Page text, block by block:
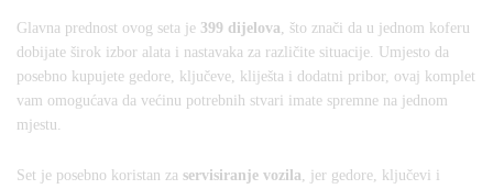
Glavna prednost ovog seta je 399 dijelova , što znači da u jednom koferu
dobijate širok izbor alata i nastavaka za različite situacije. Umjesto da
posebno kupujete gedore, ključeve, kliješta i dodatni pribor, ovaj komplet
vam omogućava da većinu potrebnih stvari imate spremne na jednom
mjestu.
Set je posebno koristan za servisiranje vozila , jer gedore, ključevi i